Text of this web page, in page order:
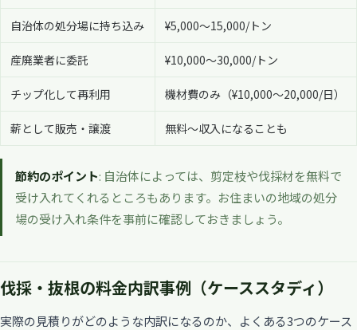
自治体の処分場に持ち込み ¥5,000〜15,000/トン
産廃業者に委託 ¥10,000〜30,000/トン
チップ化して再利用 機材費のみ（¥10,000〜20,000/日）
薪として販売・譲渡 無料〜収入になることも
節約のポイント: 自治体によっては、剪定枝や伐採材を無料で
受け入れてくれるところもあります。お住まいの地域の処分
場の受け入れ条件を事前に確認しておきましょう。
伐採・抜根の料金内訳事例（ケーススタディ）
実際の見積りがどのような内訳になるのか、よくある3つのケース